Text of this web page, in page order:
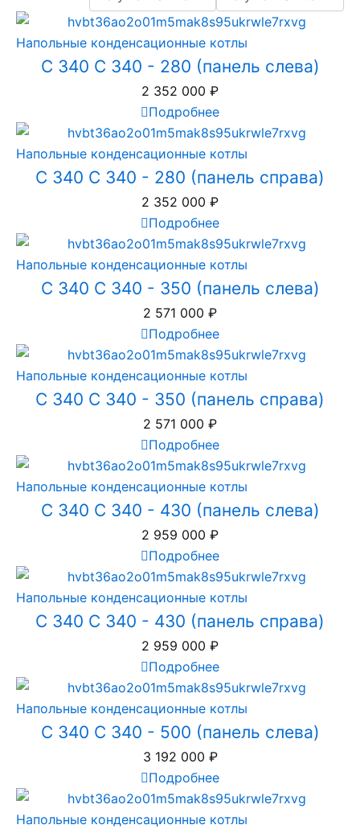
Напольные конденсационные котлы
C 340 C 340 - 280 (панель слева)
2 352 000 ₽
Подробнее
Напольные конденсационные котлы
C 340 C 340 - 280 (панель справа)
2 352 000 ₽
Подробнее
Напольные конденсационные котлы
C 340 C 340 - 350 (панель слева)
2 571 000 ₽
Подробнее
Напольные конденсационные котлы
C 340 C 340 - 350 (панель справа)
2 571 000 ₽
Подробнее
Напольные конденсационные котлы
C 340 C 340 - 430 (панель слева)
2 959 000 ₽
Подробнее
Напольные конденсационные котлы
C 340 C 340 - 430 (панель справа)
2 959 000 ₽
Подробнее
Напольные конденсационные котлы
C 340 C 340 - 500 (панель слева)
3 192 000 ₽
Подробнее
Напольные конденсационные котлы